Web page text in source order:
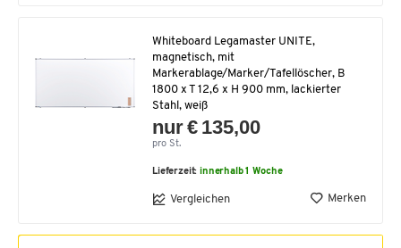
Whiteboard Legamaster UNITE,
magnetisch, mit
Markerablage/Marker/Tafellöscher, B
1800 x T 12,6 x H 900 mm, lackierter
Stahl, weiß
nur € 135,00
pro St.
Lieferzeit:innerhalb 1 Woche
Vergleichen Merken